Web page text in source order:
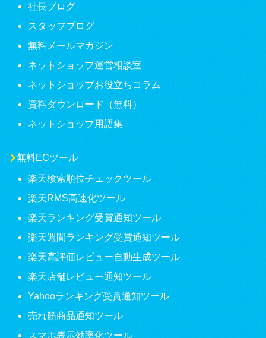
社長ブログ
スタッフブログ
無料メールマガジン
ネットショップ運営相談室
ネットショップお役立ちコラム
資料ダウンロード（無料）
ネットショップ用語集
無料ECツール
楽天検索順位チェックツール
楽天RMS高速化ツール
楽天ランキング受賞通知ツール
楽天週間ランキング受賞通知ツール
楽天高評価レビュー自動生成ツール
楽天店舗レビュー通知ツール
Yahooランキング受賞通知ツール
売れ筋商品通知ツール
スマホ表示効率化ツール